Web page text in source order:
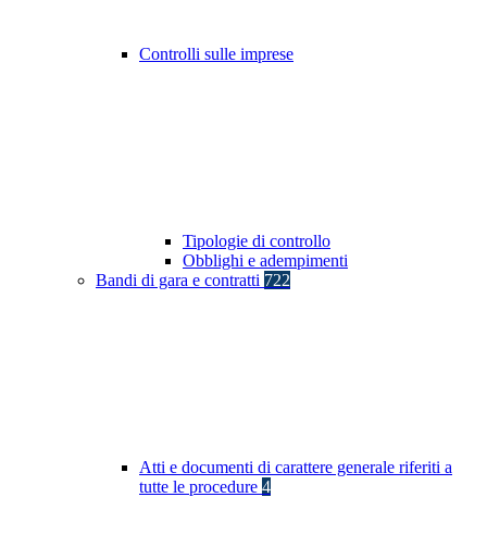
Controlli sulle imprese
Tipologie di controllo
Obblighi e adempimenti
Bandi di gara e contratti 722
Atti e documenti di carattere generale riferiti a
tutte le procedure 4